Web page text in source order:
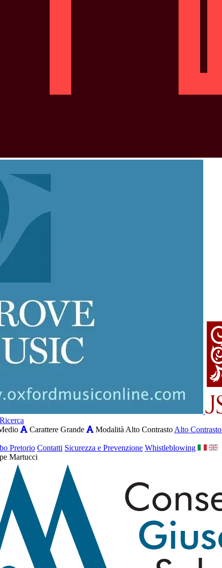
Carattere Grande Modalità Alto Contrasto Alto Contrasto
Pretorio Contatti Sicurezza e Prevenzione Whistleblowing
Martucci